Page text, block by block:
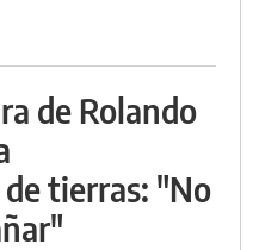
de Rolando
tierras: "No